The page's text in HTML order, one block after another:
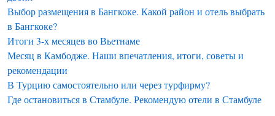
Выбор размещения в Бангкоке. Какой район и отель выбрать
в Бангкоке?
Итоги 3-х месяцев во Вьетнаме
Месяц в Камбодже. Наши впечатления, итоги, советы и
рекомендации
В Турцию самостоятельно или через турфирму?
Где остановиться в Стамбуле. Рекомендую отели в Стамбуле